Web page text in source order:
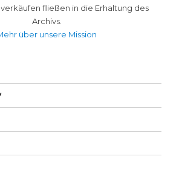
fließen in die Erhaltung des
Archivs.
über unsere Mission